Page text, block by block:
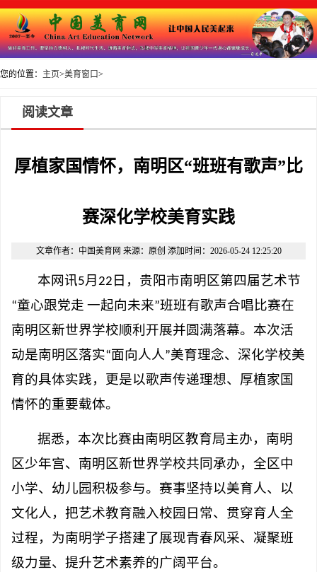
您的位置： 主页>美育窗口>
阅读文章
厚植家国情怀，南明区“班班有歌声”比
赛深化学校美育实践
文章作者：中国美育网 来源：原创 添加时间：2026-05-24 12:25:20
本网讯5月22 日，贵阳市南明区第四届艺术节
“童心跟党走 一起向未来”班班有歌声合唱比赛在
南明区新世界学校顺利开展并圆满落幕。本次活
动是南明区落实“面向人人”美育理念、深化学校美
育的具体实践，更是以歌声传递理想、厚植家国
情怀的重要载体。
据悉，本次比赛由南明区教育局主办，南明
区少年宫、南明区新世界学校共同承办，全区中
小学、幼儿园积极参与。赛事坚持以美育人、以
文化人，把艺术教育融入校园日常、贯穿育人全
过程，为南明学子搭建了展现青春风采、凝聚班
级力量、提升艺术素养的广阔平台。